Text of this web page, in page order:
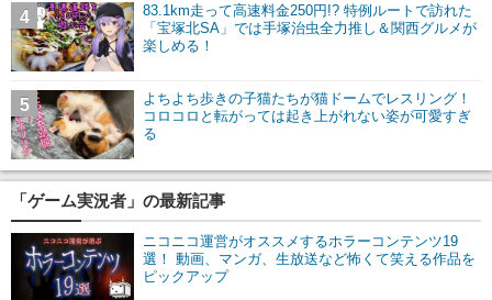
83.1km走って高速料金250円!? 特例ルートで訪れた
「宝塚北SA」では手塚治虫全力推し＆関西グルメが
楽しめる！
4
よちよち歩きの子猫たちが猫ドームでレスリング！
コロコロと転がっては起き上がれない姿が可愛すぎ
る
5
「ゲーム実況者」の最新記事
ニコニコ運営がオススメするホラーコンテンツ19
選！ 動画、マンガ、生放送など怖くて笑える作品を
ピックアップ